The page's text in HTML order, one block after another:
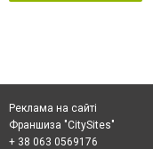
Реклама на сайті
Франшиза "CitySites"
+ 38 063 0569176